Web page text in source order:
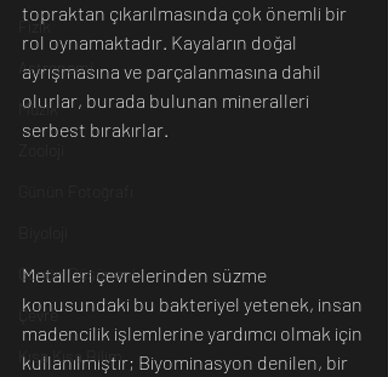
Fizik
Astronomi
Müzik
Günün Düşüneni
Çevre
Kısa Kısa Bilim
topraktan çıkarılmasında çok önemli bir
rol oynamaktadır. Kayaların doğal
ayrışmasına ve parçalanmasına dahil
olurlar, burada bulunan mineralleri
serbest bırakırlar.
Metalleri çevrelerinden süzme
konusundaki bu bakteriyel yetenek, insan
madencilik işlemlerine yardımcı olmak için
kullanılmıştır; Biyominasyon denilen, bir